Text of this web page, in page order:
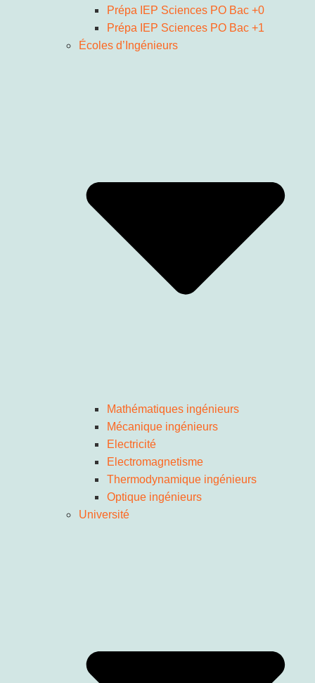
Prépa IEP Sciences PO Bac +0
Prépa IEP Sciences PO Bac +1
Écoles d’Ingénieurs
Mathématiques ingénieurs
Mécanique ingénieurs
Electricité
Electromagnetisme
Thermodynamique ingénieurs
Optique ingénieurs
Université